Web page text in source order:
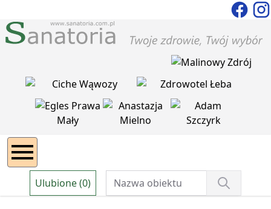
Ulubione (0)